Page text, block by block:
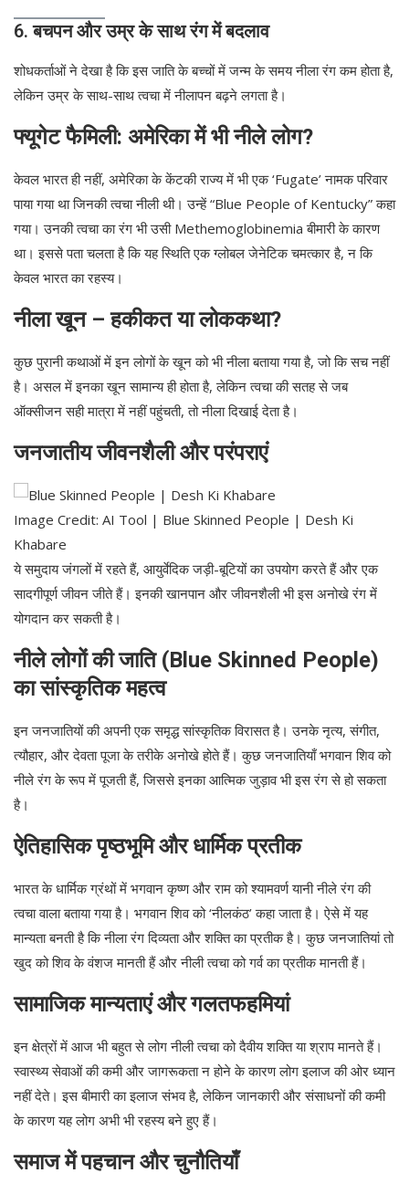
6. बचपन और उम्र के साथ रंग में बदलाव
शोधकर्ताओं ने देखा है कि इस जाति के बच्चों में जन्म के समय नीला रंग कम होता है,
लेकिन उम्र के साथ-साथ त्वचा में नीलापन बढ़ने लगता है।
फ्यूगेट फैमिली: अमेरिका में भी नीले लोग?
केवल भारत ही नहीं, अमेरिका के केंटकी राज्य में भी एक ‘Fugate’ नामक परिवार
पाया गया था जिनकी त्वचा नीली थी। उन्हें “Blue People of Kentucky” कहा
गया। उनकी त्वचा का रंग भी उसी Methemoglobinemia बीमारी के कारण
था। इससे पता चलता है कि यह स्थिति एक ग्लोबल जेनेटिक चमत्कार है, न कि
केवल भारत का रहस्य।
नीला खून – हकीकत या लोककथा?
कुछ पुरानी कथाओं में इन लोगों के खून को भी नीला बताया गया है, जो कि सच नहीं
है। असल में इनका खून सामान्य ही होता है, लेकिन त्वचा की सतह से जब
ऑक्सीजन सही मात्रा में नहीं पहुंचती, तो नीला दिखाई देता है।
जनजातीय जीवनशैली और परंपराएं
Image Credit: AI Tool | Blue Skinned People | Desh Ki
Khabare
ये समुदाय जंगलों में रहते हैं, आयुर्वेदिक जड़ी-बूटियों का उपयोग करते हैं और एक
सादगीपूर्ण जीवन जीते हैं। इनकी खानपान और जीवनशैली भी इस अनोखे रंग में
योगदान कर सकती है।
नीले लोगों की जाति (Blue Skinned People)
का सांस्कृतिक महत्व
इन जनजातियों की अपनी एक समृद्ध सांस्कृतिक विरासत है। उनके नृत्य, संगीत,
त्यौहार, और देवता पूजा के तरीके अनोखे होते हैं। कुछ जनजातियाँ भगवान शिव को
नीले रंग के रूप में पूजती हैं, जिससे इनका आत्मिक जुड़ाव भी इस रंग से हो सकता
है।
ऐतिहासिक पृष्ठभूमि और धार्मिक प्रतीक
भारत के धार्मिक ग्रंथों में भगवान कृष्ण और राम को श्यामवर्ण यानी नीले रंग की
त्वचा वाला बताया गया है। भगवान शिव को ‘नीलकंठ’ कहा जाता है। ऐसे में यह
मान्यता बनती है कि नीला रंग दिव्यता और शक्ति का प्रतीक है। कुछ जनजातियां तो
खुद को शिव के वंशज मानती हैं और नीली त्वचा को गर्व का प्रतीक मानती हैं।
सामाजिक मान्यताएं और गलतफहमियां
इन क्षेत्रों में आज भी बहुत से लोग नीली त्वचा को दैवीय शक्ति या श्राप मानते हैं।
स्वास्थ्य सेवाओं की कमी और जागरूकता न होने के कारण लोग इलाज की ओर ध्यान
नहीं देते। इस बीमारी का इलाज संभव है, लेकिन जानकारी और संसाधनों की कमी
के कारण यह लोग अभी भी रहस्य बने हुए हैं।
समाज में पहचान और चुनौतियाँ